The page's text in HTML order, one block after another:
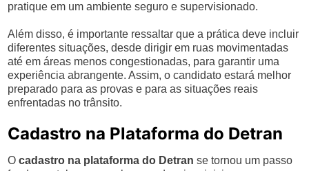
pratique em um ambiente seguro e supervisionado.
Além disso, é importante ressaltar que a prática deve incluir
diferentes situações, desde dirigir em ruas movimentadas
até em áreas menos congestionadas, para garantir uma
experiência abrangente. Assim, o candidato estará melhor
preparado para as provas e para as situações reais
enfrentadas no trânsito.
Cadastro na Plataforma do Detran
Ocadastro na plataforma do Detran se tornou um passo